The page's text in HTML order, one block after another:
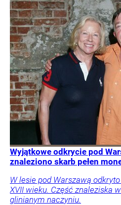
Wyjątkowe odkrycie pod
znaleziono skarb pełen
W lesie pod Warszawą
XVII wieku. Część znaleziska
glinianym naczyniu.